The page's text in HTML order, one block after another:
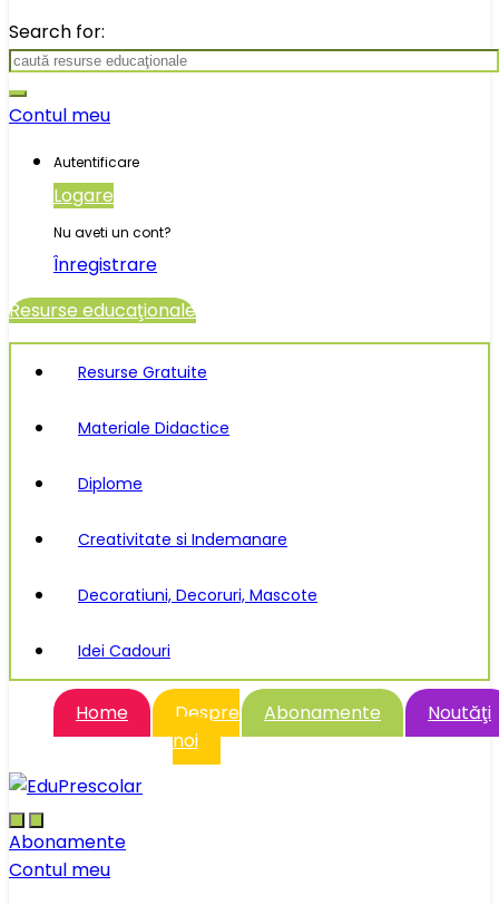
Search for:
Contul meu
Autentificare
Logare
Nu aveti un cont?
Înregistrare
Resurse educaţionale
Resurse Gratuite
Materiale Didactice
Diplome
Creativitate si Indemanare
Decoratiuni, Decoruri, Mascote
Idei Cadouri
Home
Despre
noi
Abonamente Noutăţi
Abonamente
Contul meu